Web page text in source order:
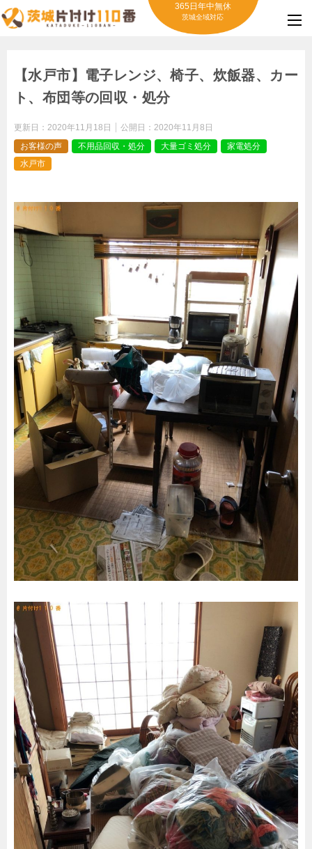
365日年中無休
茨城全域対応
【水戸市】電子レンジ、椅子、炊飯器、カー
ト、布団等の回収・処分
更新日： 2020年11月18日 公開日： 2020年11月8日
お客様の声
不用品回収・処分 大量ゴミ処分
家電処分
水戸市